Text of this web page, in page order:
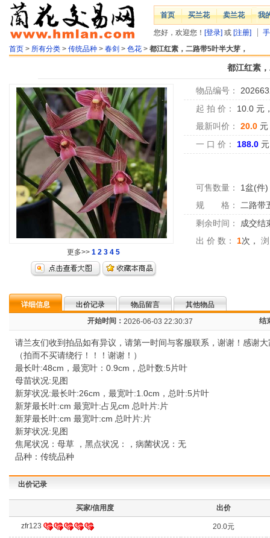
首页 买兰花 卖兰花 我
您好，欢迎您！ [登录] 或 [注册]
首页 > 所有分类 > 传统品种 > 春剑 > 色花 > 都江红素，二路带5叶半大芽，
都江红素
更多>> 1 2 3 4 5
物品编号：
起 拍 价：
10.0 元
最新叫价：
20.0 元
一 口 价：
188.0 元
可售数量： 1盆(件)
规 格：
二路带
剩余时间：
成交结
出 价 数：
1次，
详细信息 出价记录 物品留言
其他物品
开始时间： 2026-06-03 22:30:37 结
请兰友们收到拍品如有异议，请第一时间与客服联系，谢谢！感谢
（拍而不买请绕行！！！谢谢！）
最长叶:48cm，最宽叶：0.9cm，总叶数:5片叶
母苗状况:见图
新芽状况:最长叶:26cm，最宽叶:1.0cm，总叶:5片叶
新芽最长叶:cm 最宽叶:占见cm 总叶片:片
新芽最长叶:cm 最宽叶:cm 总叶片:片
新芽状况:见图
焦尾状况：母草 ，黑点状况：，病菌状况：无
品种：传统品种
出价记录
买家/信用度 出价
zfr123 20.0元